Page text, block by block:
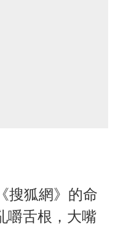
搜狐網》的命
嚼舌根，大嘴